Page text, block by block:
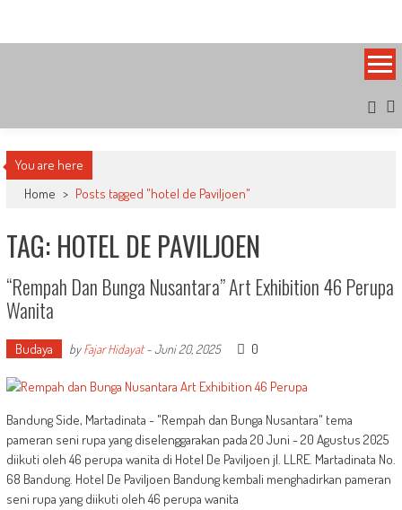
content
You are here
Home > Posts tagged "hotel de Paviljoen"
TAG: HOTEL DE PAVILJOEN
“Rempah Dan Bunga Nusantara” Art Exhibition 46 Perupa
Wanita
Budaya byFajar Hidayat-Juni 20, 2025 0
Bandung Side, Martadinata - "Rempah dan Bunga Nusantara" tema
pameran seni rupa yang diselenggarakan pada 20 Juni - 20 Agustus 2025
diikuti oleh 46 perupa wanita di Hotel De Paviljoen jl. LLRE. Martadinata No.
68 Bandung. Hotel De Paviljoen Bandung kembali menghadirkan pameran
seni rupa yang diikuti oleh 46 perupa wanita